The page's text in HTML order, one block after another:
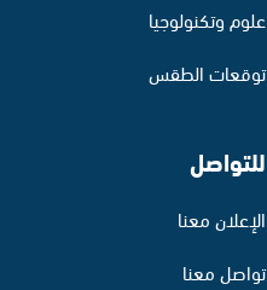
علوم وتكنولوجيا
توقعات الطقس
للتواصل
الإعلان معنا
تواصل معنا